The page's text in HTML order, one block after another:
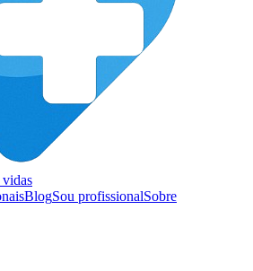
BlogSou profissionalSobre